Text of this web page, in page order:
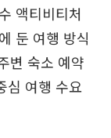
액티비티처
둔 여행 방식
변 숙소 예약
심 여행 수요